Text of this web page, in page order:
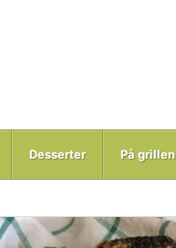
Desserter På grillen